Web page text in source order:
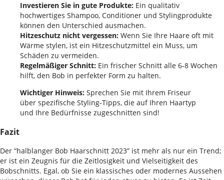
Investieren Sie in gute Produkte: Ein qualitativ
hochwertiges Shampoo, Conditioner und Stylingprodukte
können den Unterschied ausmachen.
Hitzeschutz nicht vergessen: Wenn Sie Ihre Haare oft mit
Wärme stylen, ist ein Hitzeschutzmittel ein Muss, um
Schäden zu vermeiden.
Regelmäßiger Schnitt: Ein frischer Schnitt alle 6-8 Wochen
hilft, den Bob in perfekter Form zu halten.
Wichtiger Hinweis: Sprechen Sie mit Ihrem Friseur
über spezifische Styling-Tipps, die auf Ihren Haartyp
und Ihre Bedürfnisse zugeschnitten sind!
Fazit
Der “halblanger Bob Haarschnitt 2023” ist mehr als nur ein Trend;
er ist ein Zeugnis für die Zeitlosigkeit und Vielseitigkeit des
Bobschnitts. Egal, ob Sie ein klassisches oder modernes Aussehen